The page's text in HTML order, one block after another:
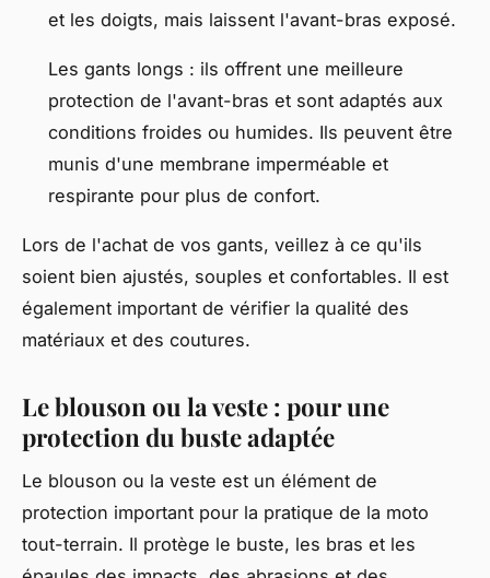
et les doigts, mais laissent l'avant-bras exposé.
Les gants longs : ils offrent une meilleure
protection de l'avant-bras et sont adaptés aux
conditions froides ou humides. Ils peuvent être
munis d'une membrane imperméable et
respirante pour plus de confort.
Lors de l'achat de vos gants, veillez à ce qu'ils
soient bien ajustés, souples et confortables. Il est
également important de vérifier la qualité des
matériaux et des coutures.
Le blouson ou la veste : pour une
protection du buste adaptée
Le blouson ou la veste est un élément de
protection important pour la pratique de la moto
tout-terrain. Il protège le buste, les bras et les